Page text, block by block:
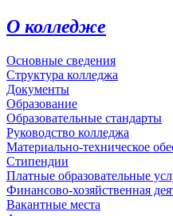
О колледже
Основные сведения
Структура колледжа
Документы
Образование
Образовательные стандарты
Руководство колледжа
Материально-техническое
Стипендии
Платные образовательные
Финансово-хозяйственная
Вакантные места